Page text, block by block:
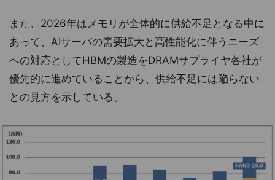
また、2026年はメモリが全体的に供給不足となる中に
あって、AIサーバの需要拡大と高性能化に伴うニーズ
への対応としてHBMの製造をDRAMサプライヤ各社が
優先的に進めていることから、供給不足には陥らない
との見方を示している。